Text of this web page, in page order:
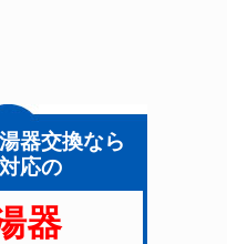
器交換なら
応の
器